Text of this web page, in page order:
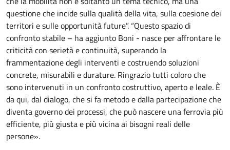
questione che incide sulla qualità della vita, sulla coesione dei
territori e sulle opportunità future”. “Questo spazio di
confronto stabile – ha aggiunto Boni - nasce per affrontare le
criticità con serietà e continuità, superando la
frammentazione degli interventi e costruendo soluzioni
concrete, misurabili e durature. Ringrazio tutti coloro che
sono intervenuti in un confronto costruttivo, aperto e leale. È
da qui, dal dialogo, che si fa metodo e dalla partecipazione che
diventa governo dei processi, che può nascere una ferrovia più
efficiente, più giusta e più vicina ai bisogni reali delle
persone».